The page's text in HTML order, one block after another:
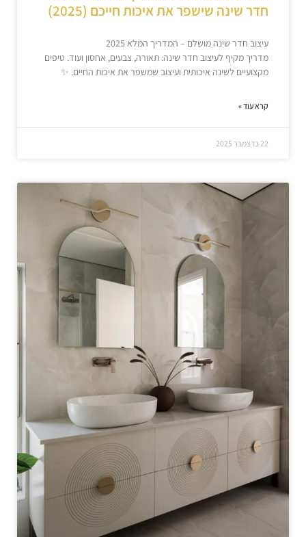
חדר שינה שישפר את איכות חייכם (2025)
עיצוב חדר שינה מושלם – המדריך המלא 2025
מדריך מקיף לעיצוב חדר שינה: תאורה, צבעים, אחסון ועוד. טיפים
מקצועיים לשינה איכותית ועיצוב שמשפר את איכות החיים. ✨
קרא עוד »
22 בדצמבר 2025